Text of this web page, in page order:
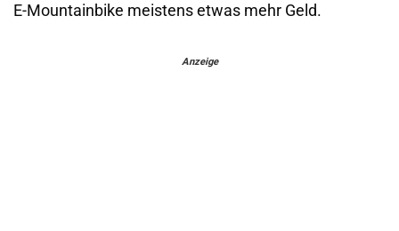
E-Mountainbike meistens etwas mehr Geld.
Anzeige